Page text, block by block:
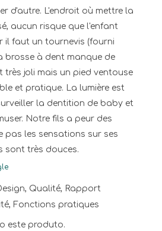
d'autre. L'endroit où mettre la
aucun risque que l'enfant
il faut un tournevis (fourni
brosse à dent manque de
très joli mais un pied ventouse
et pratique. La lumière est
la dentition de baby et
Notre fils a peur des
pas les sensations sur ses
sont très douces.
Qualité, Rapport
Fonctions pratiques
este produto.